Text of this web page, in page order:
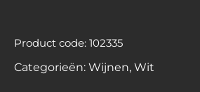
Product code: 102335
Categorieën: Wijnen, Wit